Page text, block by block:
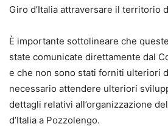
Giro d’Italia attraversare il territorio
È importante sottolineare che
state comunicate direttamente dal
e che non sono stati forniti ulteriori
necessario attendere ulteriori
dettagli relativi all’organizzazione
d’Italia a Pozzolengo.